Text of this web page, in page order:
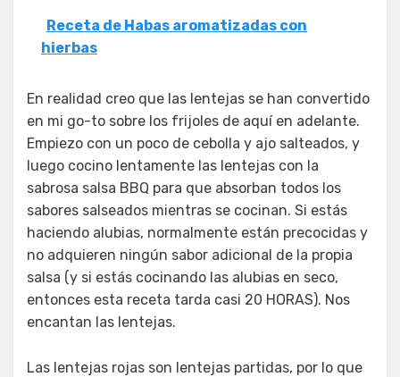
Receta de Habas aromatizadas con
hierbas
En realidad creo que las lentejas se han convertido
en mi go-to sobre los frijoles de aquí en adelante.
Empiezo con un poco de cebolla y ajo salteados, y
luego cocino lentamente las lentejas con la
sabrosa salsa BBQ para que absorban todos los
sabores salseados mientras se cocinan. Si estás
haciendo alubias, normalmente están precocidas y
no adquieren ningún sabor adicional de la propia
salsa (y si estás cocinando las alubias en seco,
entonces esta receta tarda casi 20 HORAS). Nos
encantan las lentejas.
Las lentejas rojas son lentejas partidas, por lo que